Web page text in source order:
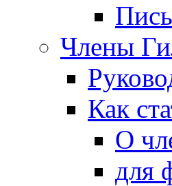
Члены
Как
О
для